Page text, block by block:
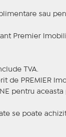
sau
Premier
TVA.
de PREMIER
pentru
se poate